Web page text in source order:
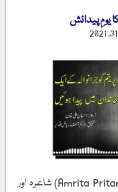
وکی پیڈیا کے مطابق امرتا پریتم (Amrita Pritam) شاعرہ اور